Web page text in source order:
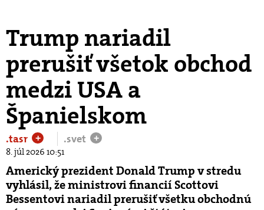
Trump nariadil
prerušiť všetok obchod
medzi USA a
Španielskom
.tasr + .svet +
8. júl 2026 10:51
Americký prezident Donald Trump v stredu
vyhlásil, že ministrovi financií Scottovi
Bessentovi nariadil prerušiť všetku obchodnú